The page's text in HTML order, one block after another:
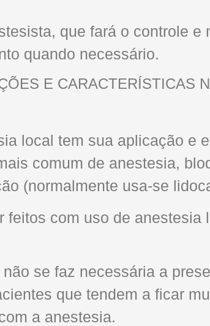
que fará o controle e
quando necessário.
E CARACTERÍSTICAS
local tem sua aplicação e
comum de anestesia,
(normalmente usa-se
com uso de
se faz necessária a
que tendem a ficar
a anestesia.